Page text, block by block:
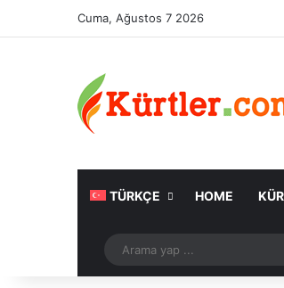
Cuma, Ağustos 7 2026
TÜRKÇE HOME
Rastgele Makale